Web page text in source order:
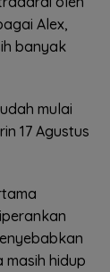
Alex,
banyak
mulai
17 Agustus
hidup